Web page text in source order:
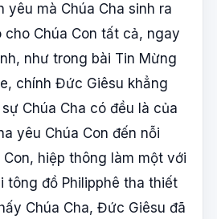
yêu mà Chúa Cha sinh ra
cho Chúa Con tất cả, ngay
như trong bài Tin Mừng
chính Đức Giêsu khẳng
Chúa Cha có đều là của
yêu Chúa Con đến nỗi
Con, hiệp thông làm một với
tông đồ Philipphê tha thiết
Chúa Cha, Đức Giêsu đã